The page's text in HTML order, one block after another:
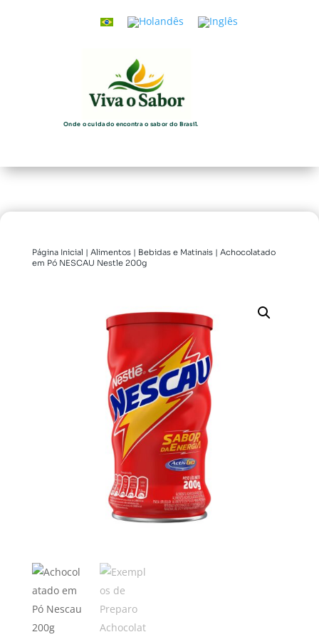
Onde o cuidado encontra o sabor do Brasil.
Página Inicial | Alimentos| Bebidas e Matinais| Achocolatado
em Pó NESCAU Nestle 200g